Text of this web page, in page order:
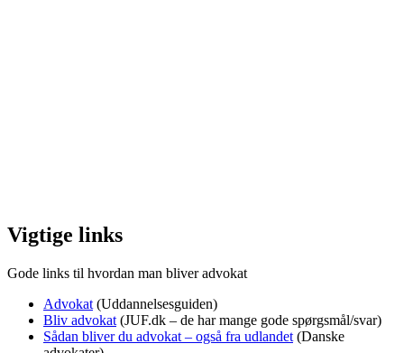
Vigtige links
Gode links til hvordan man bliver advokat
Advokat (Uddannelsesguiden)
Bliv advokat (JUF.dk – de har mange gode spørgsmål/svar)
Sådan bliver du advokat – også fra udlandet (Danske